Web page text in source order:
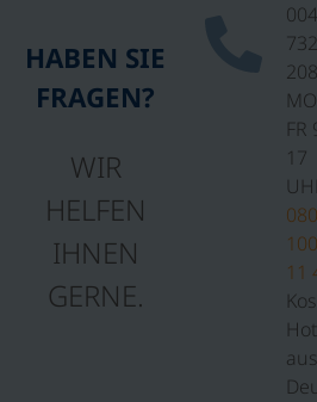
HABEN SIE
FRAGEN?
WIR
HELFEN
IHNEN
GERNE.
732
FR
17
100
11
aus